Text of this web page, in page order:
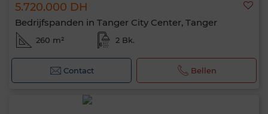
5.720.000 DH
Bedrijfspanden in Tanger City Center, Tanger
260 m² 2 Bk.
Contact Bellen